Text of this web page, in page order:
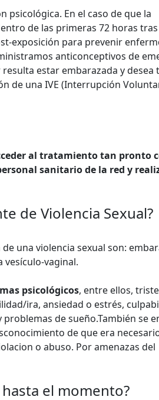
psicológica. En el caso de que la
de las primeras 72 horas tras
exposición para prevenir
anticonceptivos de
estar embarazada y desea
de una IVE (Interrupción
al tratamiento tan pronto
sanitario de la red y
de Violencia Sexual?
una violencia sexual son:
vesículo-vaginal.
psicológicos, entre ellos,
ira, ansiedad o estrés,
de sueño.También se
de que era
o abuso. Por amenazas del
el momento?